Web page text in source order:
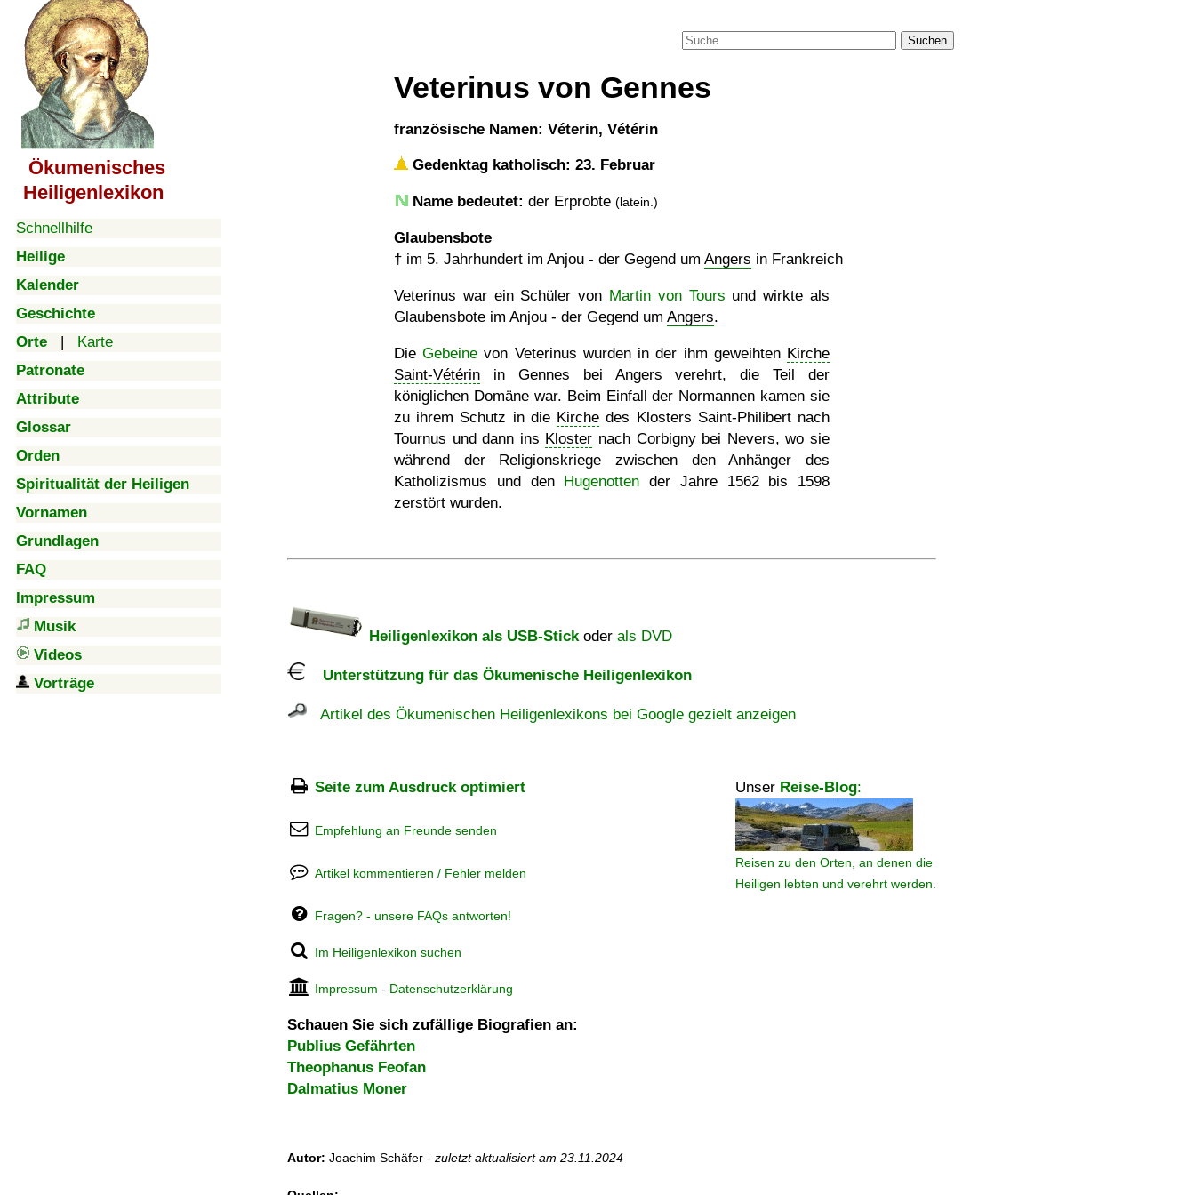
Ökumenisches
Heiligenlexikon
Schnellhilfe
Heilige
Kalender
Geschichte
Orte | Karte
Patronate
Attribute
Glossar
Orden
Spiritualität der Heiligen
Vornamen
Grundlagen
FAQ
Impressum
Musik
Videos
Vorträge
Suchen
Veterinus von Gennes
französische Namen: Véterin, Vétérin
Gedenktag katholisch: 23. Februar
Name bedeutet: der Erprobte (latein.)
Glaubensbote
† im 5. Jahrhundert im Anjou - der Gegend um Angers in Frankreich
Veterinus war ein Schüler von Martin von Tours und wirkte als
Glaubensbote im Anjou - der Gegend um Angers.
DieGebeine von Veterinus wurden in der ihm geweihten Kirche
Saint-Vétérin in Gennes bei Angers verehrt, die Teil der
königlichen Domäne war. Beim Einfall der Normannen kamen sie
zu ihrem Schutz in die Kirche des Klosters Saint-Philibert nach
Tournus und dann ins Kloster nach Corbigny bei Nevers, wo sie
während der Religionskriege zwischen den Anhänger des
Katholizismus und den Hugenotten der Jahre 1562 bis 1598
zerstört wurden.
Heiligenlexikon als USB-Stickoder als DVD
Unterstützung für das Ökumenische Heiligenlexikon
Artikel des Ökumenischen Heiligenlexikons bei Google gezielt anzeigen
Seite zum Ausdruck optimiert Unser Reise-Blog:
Reisen zu den Orten, an denen die
Heiligen lebten und verehrt werden.
Empfehlung an Freunde senden
Artikel kommentieren / Fehler melden
Fragen? - unsere FAQs antworten!
Im Heiligenlexikon suchen
Impressum - Datenschutzerklärung
Schauen Sie sich zufällige Biografien an:
Publius Gefährten
Theophanus Feofan
Dalmatius Moner
Autor: Joachim Schäfer - zuletzt aktualisiert am 23.11.2024